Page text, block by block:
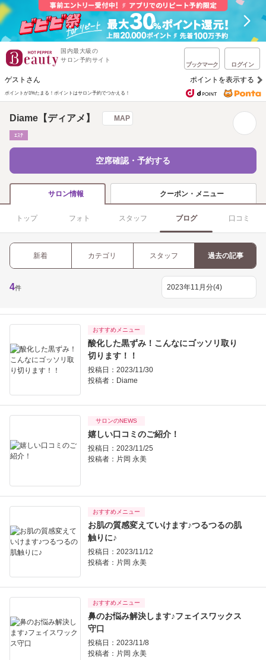
国内最大級の
サロン予約サイト
ブックマーク ログイン
ゲストさん ポイントを表示する
ポイントが1%たまる！ ポイントはサロン予約でつかえる！
Diame【ディアメ】 MAP
ｴｽﾃ
空席確認・予約する
サロン情報 クーポン・メニュー
トップ フォト スタッフ ブログ 口コミ
新着 カテゴリ スタッフ 過去の記事
4件
おすすめメニュー
酸化した黒ずみ！こんなにゴッソリ取り
切ります！！
投稿日：2023/11/30
投稿者： Diame
サロンのNEWS
嬉しい口コミのご紹介！
投稿日：2023/11/25
投稿者： 片岡 永美
おすすめメニュー
お肌の質感変えていけます♪つるつるの肌
触りに♪
投稿日：2023/11/12
投稿者： 片岡 永美
おすすめメニュー
鼻のお悩み解決します♪フェイスワックス
守口
投稿日：2023/11/8
投稿者： 片岡 永美